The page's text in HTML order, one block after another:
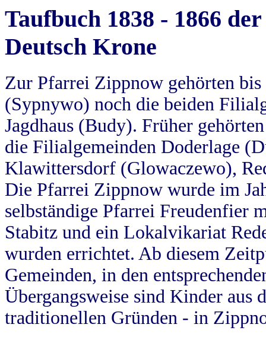
Taufbuch 1838 - 1866
Deutsch Krone
Zur Pfarrei Zippnow gehörten
(Sypnywo) noch die beiden
Jagdhaus (Budy). Früher
die Filialgemeinden Doderlage
Klawittersdorf (Glowaczewo),
Die Pfarrei Zippnow wurde im
selbständige Pfarrei Freudenfier
Stabitz und ein Lokalvikariat
wurden errichtet. Ab diesem
Gemeinden, in den
Übergangsweise sind Kinder aus
traditionellen Gründen - in